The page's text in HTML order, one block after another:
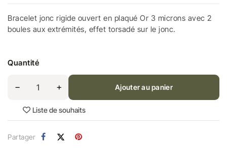
Bracelet jonc rigide ouvert en plaqué Or 3 microns avec 2
boules aux extrémités, effet torsadé sur le jonc.
Quantité
Ajouter au panier
Liste de souhaits
Partager